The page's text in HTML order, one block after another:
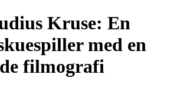
Kruse: En
med en
filmografi